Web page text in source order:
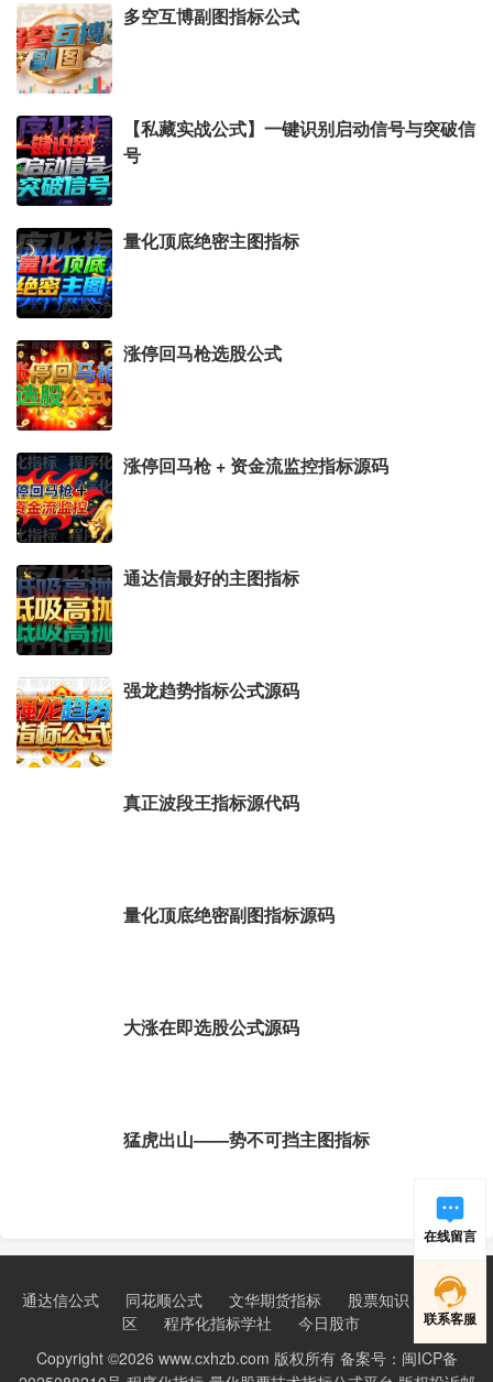
多空互博副图指标公式
【私藏实战公式】一键识别启动信号与突破信
号
量化顶底绝密主图指标
涨停回马枪选股公式
涨停回马枪 + 资金流监控指标源码
通达信最好的主图指标
强龙趋势指标公式源码
真正波段王指标源代码
量化顶底绝密副图指标源码
大涨在即选股公式源码
猛虎出山——势不可挡主图指标
通达信公式 同花顺公式 文华期货指标 股票知识
新手学
区
程序化指标学社
今日股市
Copyright ©2026 www.cxhzb.com 版权所有 备案号：闽ICP备
在线留言
联系客服